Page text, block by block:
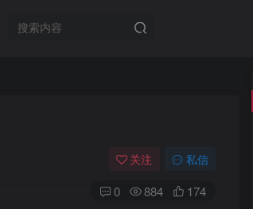
关注 私信
0 884 174